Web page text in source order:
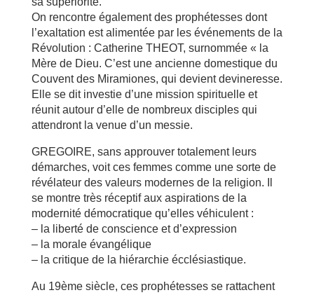
On rencontre également des prophétesses dont
l’exaltation est alimentée par les événements de la
Révolution : Catherine THEOT, surnommée « la
Mère de Dieu. C’est une ancienne domestique du
Couvent des Miramiones, qui devient devineresse.
Elle se dit investie d’une mission spirituelle et
réunit autour d’elle de nombreux disciples qui
attendront la venue d’un messie.
GREGOIRE, sans approuver totalement leurs
démarches, voit ces femmes comme une sorte de
révélateur des valeurs modernes de la religion. Il
se montre très réceptif aux aspirations de la
modernité démocratique qu’elles véhiculent :
– la liberté de conscience et d’expression
– la morale évangélique
– la critique de la hiérarchie écclésiastique.
Au 19ème siècle, ces prophétesses se rattachent